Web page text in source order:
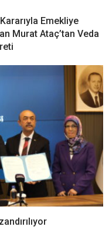
Emekliye
Murat Ataç’tan Veda